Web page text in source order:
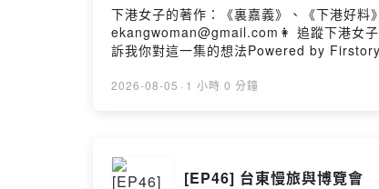
下港女子的著作：《裏嘉義》、《下港好
ekangwoman@gmail.com👩 追蹤下港女
訴我你對這一集的想法Powered by
2026-08-05 · 1 小時 0 分鐘
[EP46] 台東慢旅與博覽會